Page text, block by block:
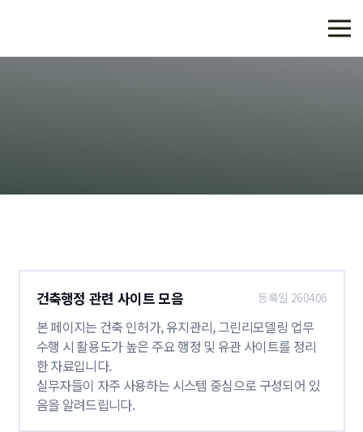
건축행정 관련 사이트 모음 등록일 260406
본 페이지는 건축 인허가, 유지관리, 그린리모델링 업무
수행 시 활용도가 높은 주요 행정 및 유관 사이트를 정리
한 자료입니다.
실무자들이 자주 사용하는 시스템 중심으로 구성되어 있
음을 알려드립니다.